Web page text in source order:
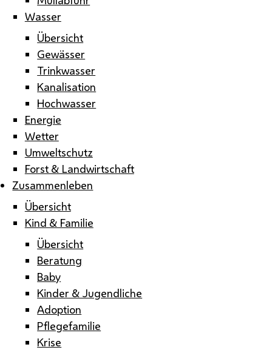
Wasser
Übersicht
Gewässer
Trinkwasser
Kanalisation
Hochwasser
Energie
Wetter
Umweltschutz
Forst & Landwirtschaft
Zusammenleben
Übersicht
Kind & Familie
Übersicht
Beratung
Baby
Kinder & Jugendliche
Adoption
Pflegefamilie
Krise